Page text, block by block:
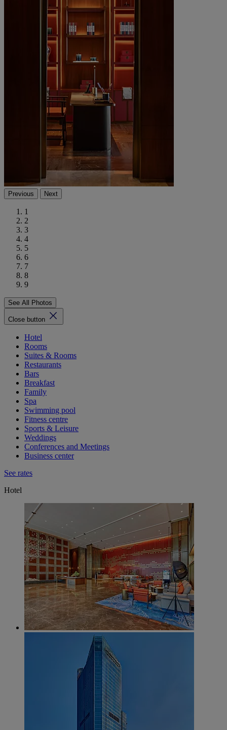
Previous Next
1
2
3
4
5
6
7
8
9
See All Photos
Close button
Hotel
Rooms
Suites & Rooms
Restaurants
Bars
Breakfast
Family
Spa
Swimming pool
Fitness centre
Sports & Leisure
Weddings
Conferences and Meetings
Business center
See rates
Hotel